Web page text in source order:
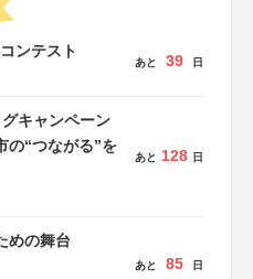
ンテスト
あと 39 日
キャンペーン
の“つながる”を
あと 128 日
めの舞台
あと 85 日